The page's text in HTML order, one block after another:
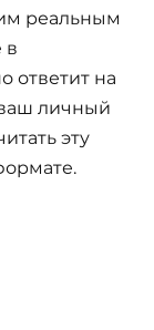
реальным
в
ответит на
личный
эту